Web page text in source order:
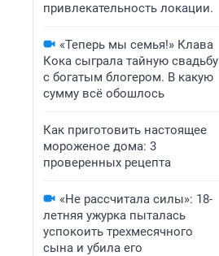
привлекательность локации.
«Теперь мы семья!» Клава
Кока сыграла тайную свадьбу
с богатым блогером. В какую
сумму всё обошлось
Как приготовить настоящее
мороженое дома: 3
проверенных рецепта
«Не рассчитала силы»: 18-
летняя ужурка пыталась
успокоить трехмесячного
сына и убила его